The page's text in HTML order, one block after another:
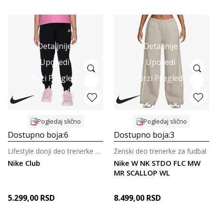
Detaljnije
Uporedi
Brzi Pregled
Pogledaj slično
Dostupno boja:6
Nike Club
Lifestyle donji deo trenerke za tinejdžere
5.299,00 RSD
Detaljnije
Uporedi
Brzi Pregled
Pogledaj slično
Dostupno boja:3
Nike W NK STDO FLC MW
MR SCALLOP WL
Ženski deo trenerke za fudbal
8.499,00 RSD